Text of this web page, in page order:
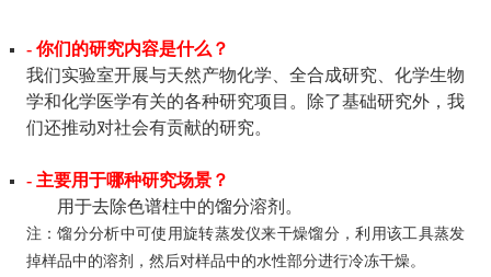
- 你们的研究内容是什么？
我们实验室开展与天然产物化学、全合成研究、化学生物
学和化学医学有关的各种研究项目。除了基础研究外，我
们还推动对社会有贡献的研究。
- 主要用于哪种研究场景？
用于去除色谱柱中的馏分溶剂。
注：馏分分析中可使用旋转蒸发仪来干燥馏分，利用该工具蒸发
掉样品中的溶剂，然后对样品中的水性部分进行冷冻干燥。